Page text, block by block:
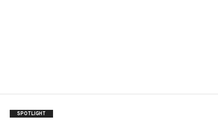
SPOTLIGHT